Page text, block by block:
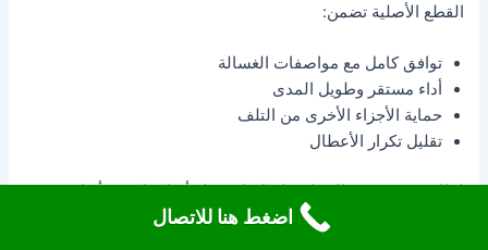
القطع الأصلية تضمن:
توافق كامل مع مواصفات الغسالة
أداء مستقر وطويل المدى
حماية الأجزاء الأخرى من التلف
تقليل تكرار الأعطال
لذلك تعتمد خدمة الصيانة دائمًا على قطع أصلية لجميع أنواع
اضغط هنا للاتصال